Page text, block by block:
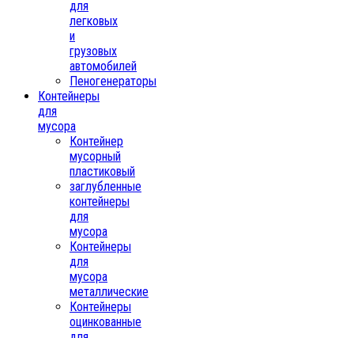
для
легковых
и
грузовых
автомобилей
Пеногенераторы
Контейнеры
для
мусора
Контейнер
мусорный
пластиковый
заглубленные
контейнеры
для
мусора
Контейнеры
для
мусора
металлические
Контейнеры
оцинкованные